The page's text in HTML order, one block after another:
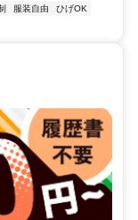
服装自由
ひげOK